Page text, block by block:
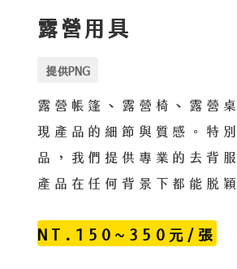
露營用具
提供PNG
露營帳篷、露營椅、露營
現產品的細節與質感。特
品，我們提供專業的去背
產品在任何背景下都能脫
NT.150~350元/張